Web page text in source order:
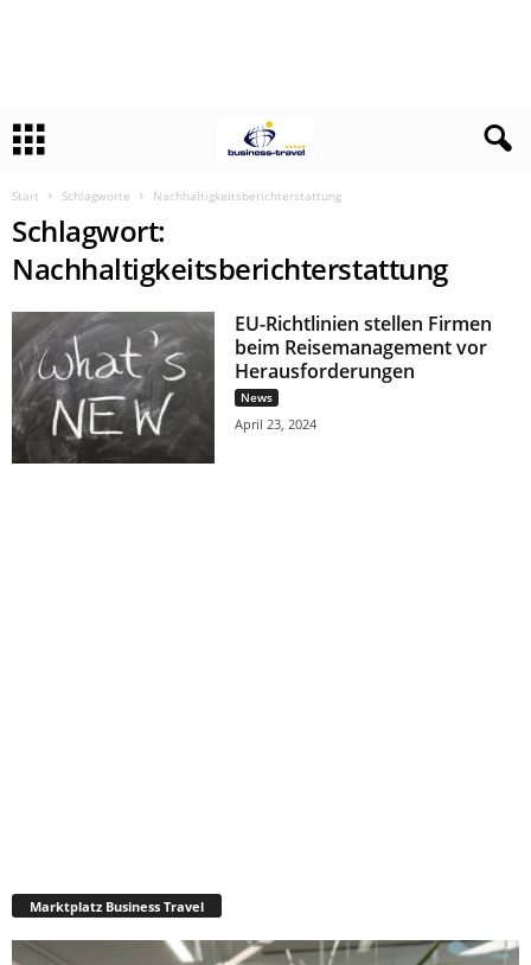
Start Schlagworte Nachhaltigkeitsberichterstattung
Schlagwort:
Nachhaltigkeitsberichterstattung
EU-Richtlinien stellen Firmen
beim Reisemanagement vor
Herausforderungen
News
April 23, 2024
Marktplatz Business Travel